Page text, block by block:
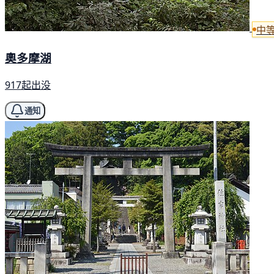
中
奧多摩湖
917起出没
通知